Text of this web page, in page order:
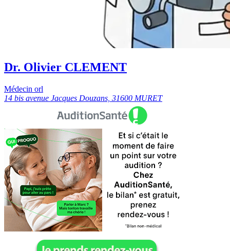
Dr. Olivier CLEMENT
Médecin orl
14 bis avenue Jacques Douzans, 31600 MURET